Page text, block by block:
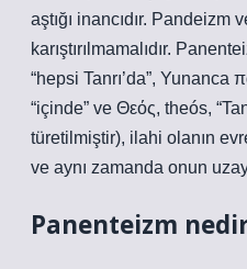
aştığı inancıdır. Pandeizm
karıştırılmamalıdır.
“hepsi Tanrı’da”, Yunanca
“içinde” ve Θεός, theós,
türetilmiştir), ilahi olanın
ve aynı zamanda onun uzay
Panenteizm